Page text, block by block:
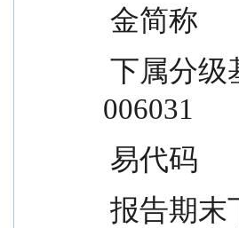
金简称
006031
易代码